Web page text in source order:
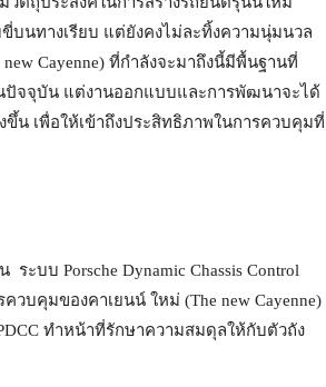
บนทางเรียบ แต่ยังคงไม่ละทิ้งความนุ่มนวล
Cayenne) ที่กำลังจะมาถึงนี้มีพื้นฐานที่
นปัจจุบัน แต่งานออกแบบและการพัฒนาจะได้
น เพื่อให้เข้าถึงประสิทธิภาพในการควบคุมที่
บบ Porsche Dynamic Chassis Control
วบคุมของคาเยนน์ ใหม่ (The new Cayenne)
ทำหน้าที่รักษาความสมดุลให้กับตัวถัง